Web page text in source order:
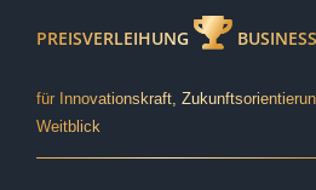
PREISVERLEIHUNG
für Innovationskraft,
Weitblick